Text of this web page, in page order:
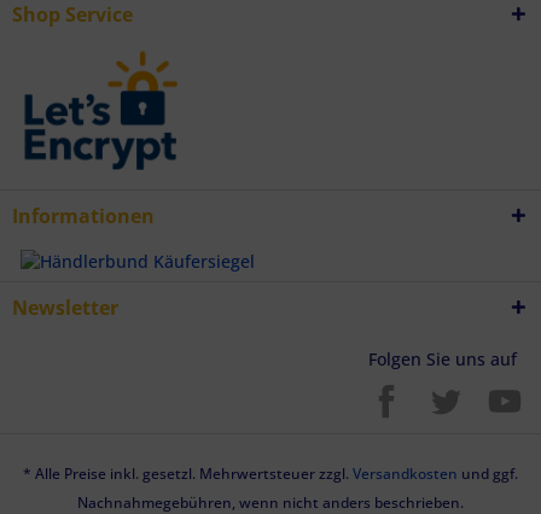
Shop Service
Informationen
Newsletter
Folgen Sie uns auf
* Alle Preise inkl. gesetzl. Mehrwertsteuer zzgl. Versandkosten und ggf.
Nachnahmegebühren, wenn nicht anders beschrieben.